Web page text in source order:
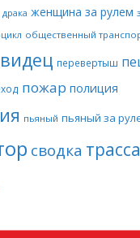
драка женщина за рулем
общественный
перевертыш
пожар полиция
пьяный пьяный за
сводка трасса